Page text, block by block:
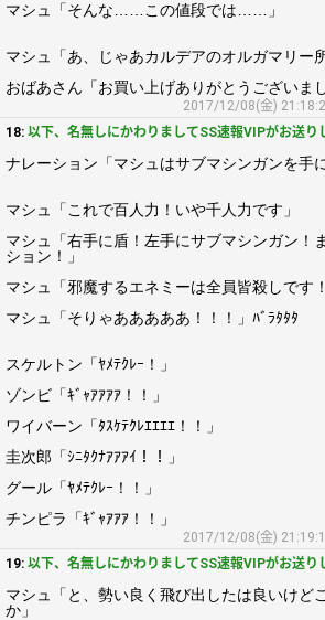
マシュ「そんな……この値段では……」
マシュ「あ、じゃあカルデアのオルガマリー
おばあさん「お買い上げありがとうございまし
2017/12/08(金)
18: 以下、名無しにかわりましてSS速報VIPがお送り
ナレーション「マシュはサブマシンガンを手
マシュ「これで百人力！いや千人力です」
マシュ「右手に盾！左手にサブマシンガン！
ション！」
マシュ「邪魔するエネミーは全員皆殺しです！
マシュ「そりゃあああああ！！！」ﾊﾞﾗﾀﾀﾀ
スケルトン「ﾔﾒﾃｸﾚｰ！」
ゾンビ「ｷﾞｬｱｱｱｱ！！」
ワイバーン「ﾀｽｹﾃｸﾚｴｴｴｴ！！」
圭次郎「ｼﾆﾀｸﾅｱｱｱｲ！！」
グール「ﾔﾒﾃｸﾚｰ！！」
チンピラ「ｷﾞｬｱｱｱ！！」
2017/12/08(金)
19: 以下、名無しにかわりましてSS速報VIPがお送り
マシュ「と、勢い良く飛び出したは良いけど
か」